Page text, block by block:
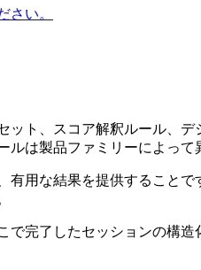
さい。
ト、スコア解釈ルール、
は製品ファミリーによって
用な結果を提供すること
完了したセッションの構